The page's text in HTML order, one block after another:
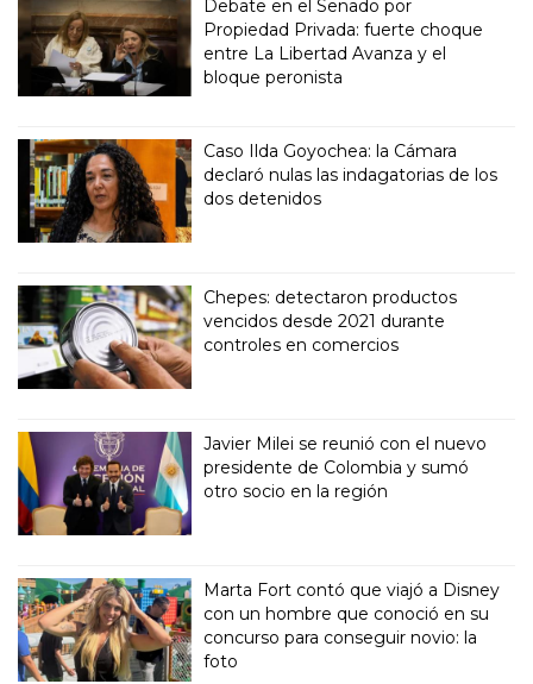
Debate en el Senado por
Propiedad Privada: fuerte choque
entre La Libertad Avanza y el
bloque peronista
Caso Ilda Goyochea: la Cámara
declaró nulas las indagatorias de los
dos detenidos
Chepes: detectaron productos
vencidos desde 2021 durante
controles en comercios
Javier Milei se reunió con el nuevo
presidente de Colombia y sumó
otro socio en la región
Marta Fort contó que viajó a Disney
con un hombre que conoció en su
concurso para conseguir novio: la
foto